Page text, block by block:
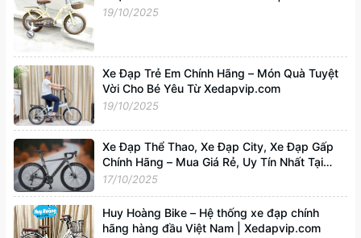
Xedapvip.com
19/10/2025
Xe Đạp Trẻ Em Chính Hãng – Món Quà Tuyệt
Vời Cho Bé Yêu Từ Xedapvip.com
19/10/2025
Xe Đạp Thể Thao, Xe Đạp City, Xe Đạp Gấp
Chính Hãng – Mua Giá Rẻ, Uy Tín Nhất Tại
Xedapvip.com
17/10/2025
Huy Hoàng Bike – Hệ thống xe đạp chính
hãng hàng đầu Việt Nam | Xedapvip.com